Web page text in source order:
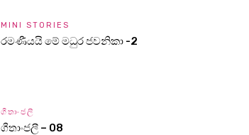
MINI STORIES
රමණීයයි මේ මධුර ජවනිකා -2
ගීතාංජලී
ගීතාංජලී – 08